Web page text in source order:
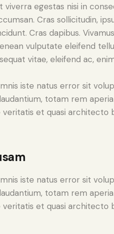
viverra egestas nisi in
Cras sollicitudin,
Cras dapibus. Vivamus
vulputate eleifend
vitae, eleifend ac,
iste natus error sit
totam rem
veritatis et quasi architecto
iste natus error sit
totam rem
veritatis et quasi architecto